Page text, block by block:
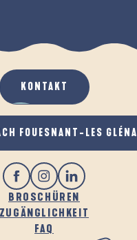
BROSCHÜREN
ZUGÄNGLICHKEIT
FAQ
KONTAKT
FOUESNANT-LES